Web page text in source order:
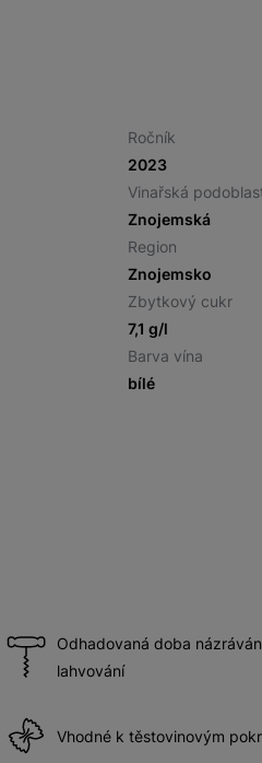
Ročník
2023
Vinařská
Znojemská
Region
Znojemsko
Zbytkový cukr
7,1 g/l
Barva vína
bílé
Odhadovaná doba
lahvování
Vhodné k těstovinovým